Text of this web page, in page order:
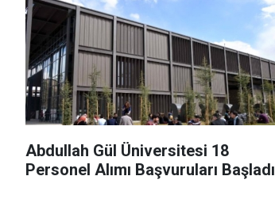
Abdullah Gül Üniversitesi 18
Personel Alımı Başvuruları Başladı